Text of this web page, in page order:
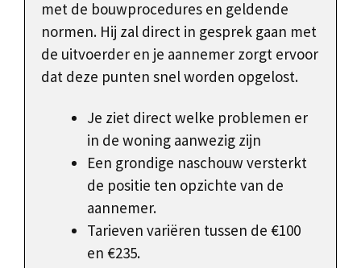
met de bouwprocedures en geldende
normen. Hij zal direct in gesprek gaan met
de uitvoerder en je aannemer zorgt ervoor
dat deze punten snel worden opgelost.
Je ziet direct welke problemen er
in de woning aanwezig zijn
Een grondige naschouw versterkt
de positie ten opzichte van de
aannemer.
Tarieven variëren tussen de €100
en €235.